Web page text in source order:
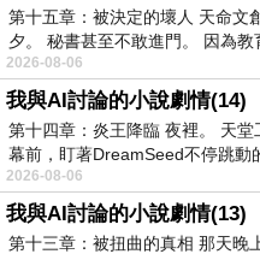
第十五章：被決定的壞人 天命文
夕。 秘書甚至不敢進門。 因為
2026-08-06
我與AI討論的小說劇情(14)
第十四章：炎王降臨 夜裡。 天
幕前，盯著DreamSeed不停跳動
2026-08-06
我與AI討論的小說劇情(13)
第十三章：被扭曲的真相 那天晚